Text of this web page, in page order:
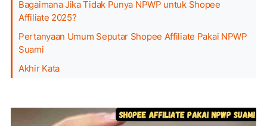
Bagaimana Jika Tidak Punya NPWP untuk Shopee
Affiliate 2025?
Pertanyaan Umum Seputar Shopee Affiliate Pakai NPWP
Suami
Akhir Kata